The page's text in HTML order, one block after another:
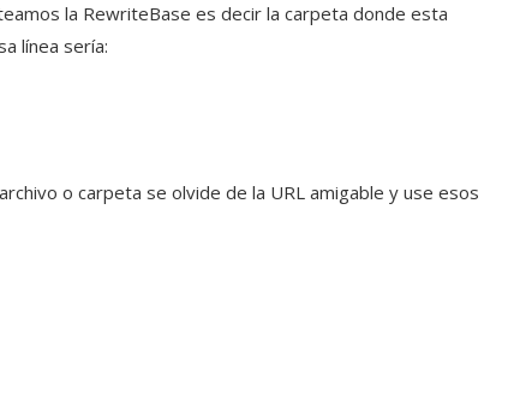
la RewriteBase es decir la carpeta donde esta
línea sería:
o carpeta se olvide de la URL amigable y use esos